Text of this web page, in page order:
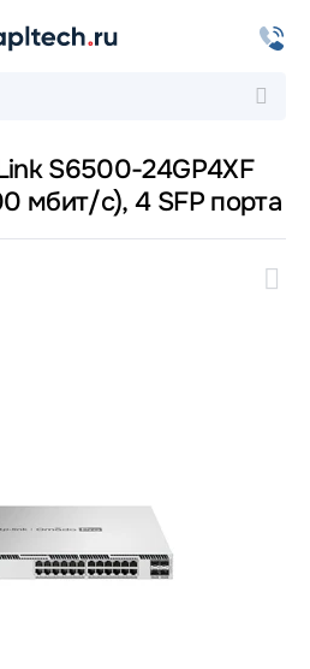
S6500-24GP4XF
мбит/с), 4 SFP порта